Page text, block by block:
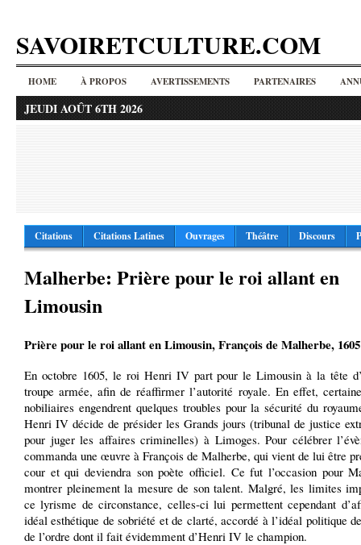
SAVOIRETCULTURE.COM
HOME À PROPOS AVERTISSEMENTS PARTENAIRES
JEUDI AOÛT 6TH 2026
Citations Citations Latines Ouvrages Théâtre Discours
Malherbe: Prière pour le roi allant en
Limousin
Prière pour le roi allant en Limousin, François de Malherbe, 1605
En octobre 1605, le roi Henri IV part pour le Limousin à la tête
troupe armée, afin de réaffirmer l’autorité royale. En effet,
nobiliaires engendrent quelques troubles pour la sécurité du
Henri IV décide de présider les Grands jours (tribunal de justice
pour juger les affaires criminelles) à Limoges. Pour célébrer
commanda une œuvre à François de Malherbe, qui vient de lui être
cour et qui deviendra son poète officiel. Ce fut l’occasion pour
montrer pleinement la mesure de son talent. Malgré, les limites
ce lyrisme de circonstance, celles-ci lui permettent cependant
idéal esthétique de sobriété et de clarté, accordé à l’idéal politique
de l’ordre dont il fait évidemment d’Henri IV le champion.